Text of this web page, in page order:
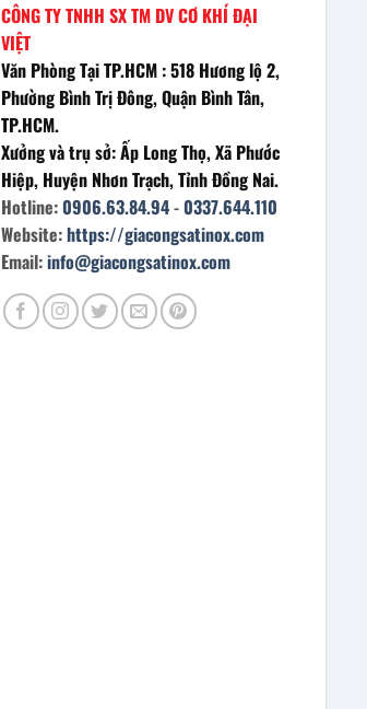
CÔNG TY TNHH SX TM DV CƠ KHÍ ĐẠI
VIỆT
Văn Phòng Tại TP.HCM : 518 Hương lộ 2,
Phường Bình Trị Đông, Quận Bình Tân,
TP.HCM.
Xưởng và trụ sở: Ấp Long Thọ, Xã Phước
Hiệp, Huyện Nhơn Trạch, Tỉnh Đồng Nai.
Hotline:0906.63.84.94-0337.644.110
Website:https://giacongsatinox.com
Email:info@giacongsatinox.com